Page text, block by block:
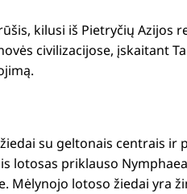
kilusi iš Pietryčių Azijos
civilizacijose, įskaitant
su geltonais centrais ir
priklauso
lotoso žiedai yra